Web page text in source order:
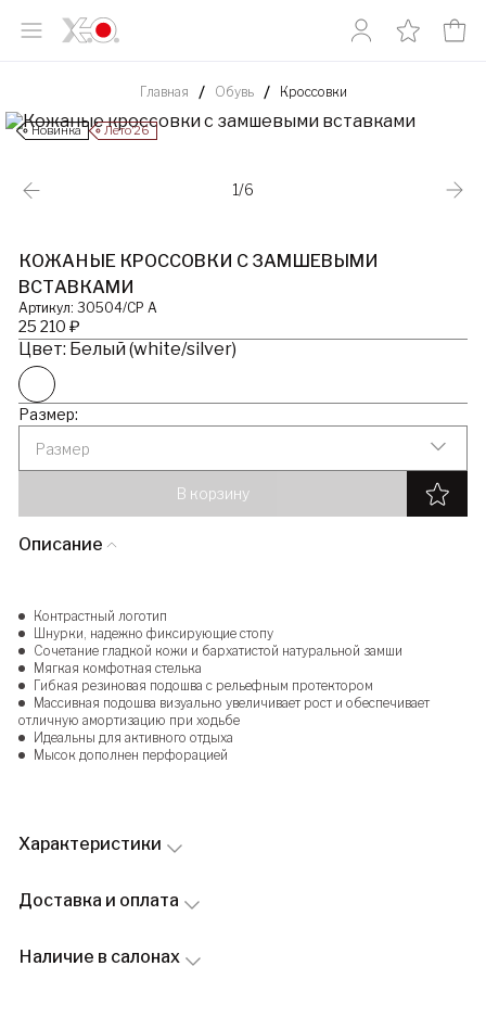
Главная Обувь Кроссовки
Новинка Лето’26
1/6
КОЖАНЫЕ КРОССОВКИ С ЗАМШЕВЫМИ
ВСТАВКАМИ
Артикул: 30504/CP A
25 210 ₽
Цвет: Белый (white/silver)
Размер:
Размер
В корзину
Описание
Контрастный логотип
Шнурки, надежно фиксирующие стопу
Сочетание гладкой кожи и бархатистой натуральной замши
Мягкая комфотная стелька
Гибкая резиновая подошва с рельефным протектором
Массивная подошва визуально увеличивает рост и обеспечивает
отличную амортизацию при ходьбе
Идеальны для активного отдыха
Мысок дополнен перфорацией
Характеристики
Доставка и оплата
Наличие в салонах